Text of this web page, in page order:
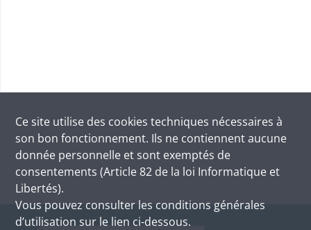
Ce site utilise des cookies techniques nécessaires à
son bon fonctionnement. Ils ne contiennent aucune
donnée personnelle et sont exemptés de
consentements (Article 82 de la loi Informatique et
Libertés).
Vous pouvez consulter les conditions générales
d’utilisation sur le lien ci-dessous.